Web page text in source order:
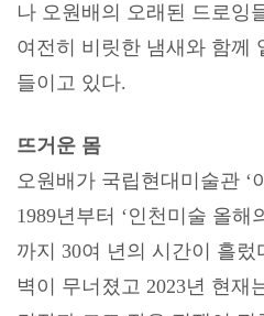
나 오원배의 오래된 드로잉
여전히 비릿한 냄새와 함께
들이고 있다.
뜨거운 몸
오원배가 국립현대미술관 ‘
1989년부터 ‘인천미술 올해
까지 30여 년의 시간이 흘렀
벽이 무너졌고 2023년 현재